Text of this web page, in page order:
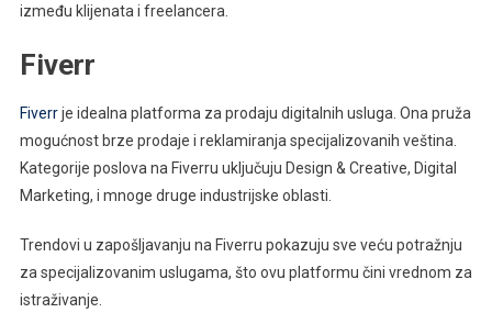
između klijenata i freelancera.
Fiverr
Fiverrje idealna platforma za prodaju digitalnih usluga. Ona pruža
mogućnost brze prodaje i reklamiranja specijalizovanih veština.
Kategorije poslova na Fiverru uključuju Design & Creative, Digital
Marketing, i mnoge druge industrijske oblasti.
Trendovi u zapošljavanju na Fiverru pokazuju sve veću potražnju
za specijalizovanim uslugama, što ovu platformu čini vrednom za
istraživanje.